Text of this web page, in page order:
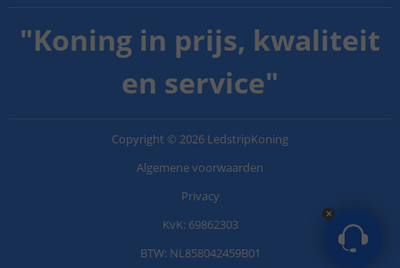
"Koning in prijs, kwaliteit
en service"
Copyright © 2026 LedstripKoning
Algemene voorwaarden
Privacy
KvK: 69862303
BTW: NL858042459B01